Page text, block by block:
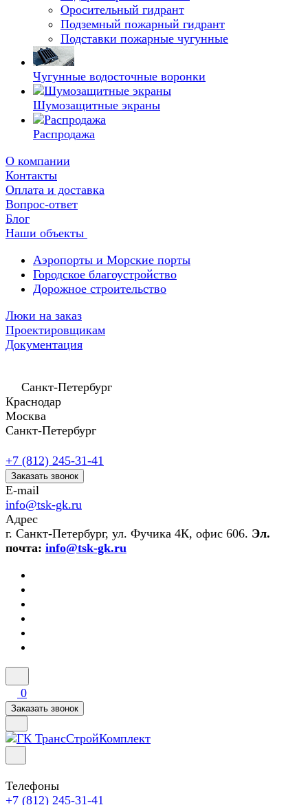
Оросительный гидрант
Подземный пожарный гидрант
Подставки пожарные чугунные
Чугунные водосточные воронки
Шумозащитные экраны
Распродажа
О компании
Контакты
Оплата и доставка
Вопрос-ответ
Блог
Наши объекты
Аэропорты и Морские порты
Городское благоустройство
Дорожное строительство
Люки на заказ
Проектировщикам
Документация
Санкт-Петербург
Краснодар
Москва
Санкт-Петербург
+7 (812) 245-31-41
Заказать звонок
E-mail
info@tsk-gk.ru
Адрес
г. Санкт-Петербург, ул. Фучика 4К, офис 606. Эл.
почта: info@tsk-gk.ru
0
Заказать звонок
Телефоны
+7 (812) 245-31-41